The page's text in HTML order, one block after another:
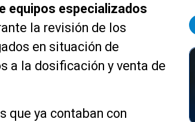
equipos especializados
la revisión de los
en situación de
a la dosificación y venta de
que ya contaban con